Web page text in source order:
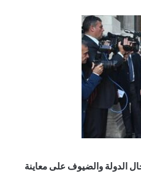
الدولة والضيوف على معاينة